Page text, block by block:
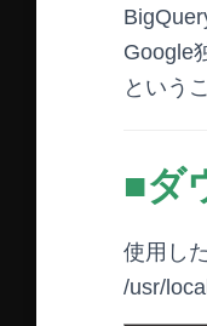
a
Google
という
■ダ
使用し
/usr/